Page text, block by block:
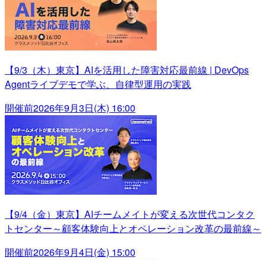
【9/3（木）東京】AIを活用した障害対応最前線 | DevOps
Agentライブデモで学ぶ、自律型運用の実践
開催前2026年9月3日(木) 16:00
【9/4（金）東京】AIチームメイトが変える次世代コンタク
トセンター～顧客体験向上とオペレーション改革の最前線～
開催前2026年9月4日(金) 15:00